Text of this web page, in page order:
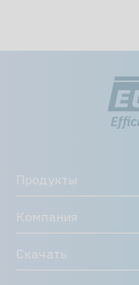
Продукты
Компания
Скачать